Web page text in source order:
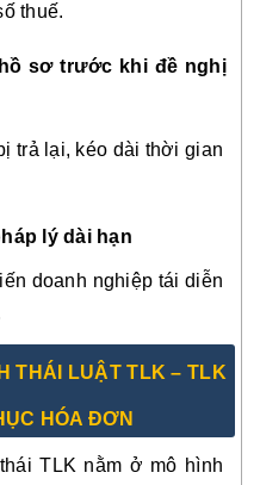
thuế.
sơ trước khi đề nghị
trả lại, kéo dài thời gian
lý dài hạn
doanh nghiệp tái diễn
THÁI LUẬT TLK – TLK
HÓA ĐƠN
TLK nằm ở mô hình